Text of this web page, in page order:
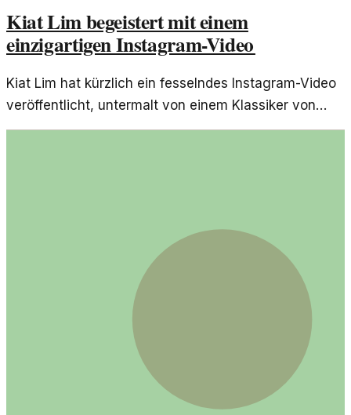
Kiat Lim begeistert mit einem
einzigartigen Instagram-Video
Kiat Lim hat kürzlich ein fesselndes Instagram-Video
veröffentlicht, untermalt von einem Klassiker von
Britney Spears, das die Aufmerksamkeit der Tech-